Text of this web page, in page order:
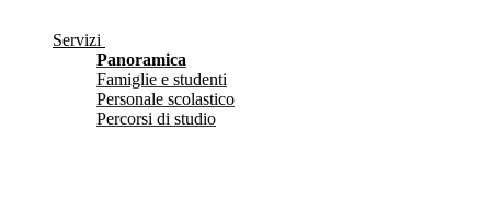
Servizi
Panoramica
Famiglie e studenti
Personale scolastico
Percorsi di studio